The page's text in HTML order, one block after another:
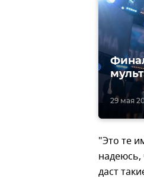
29 мая
"Это те
надеюсь,
даст